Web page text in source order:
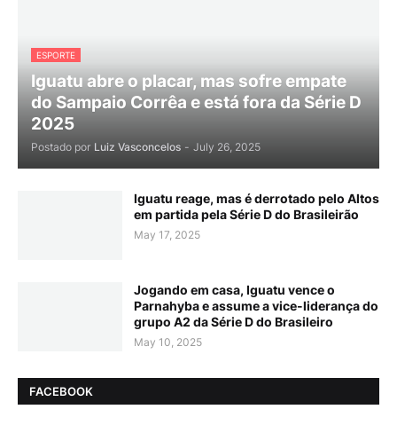
ESPORTE
Iguatu abre o placar, mas sofre empate
do Sampaio Corrêa e está fora da Série D
2025
Postado por Luiz Vasconcelos - July 26, 2025
Iguatu reage, mas é derrotado pelo Altos
em partida pela Série D do Brasileirão
May 17, 2025
Jogando em casa, Iguatu vence o
Parnahyba e assume a vice-liderança do
grupo A2 da Série D do Brasileiro
May 10, 2025
FACEBOOK